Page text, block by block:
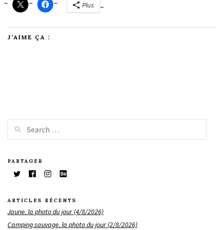
Plus
J’AIME ÇA :
PARTAGER
ARTICLES RÉCENTS
Jaune. la photo du jour (4/8/2026)
Camping sauvage. la photo du jour (2/8/2026)